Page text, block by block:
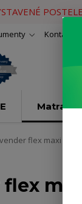
Kontakty
Matrace
flex maxi
flex